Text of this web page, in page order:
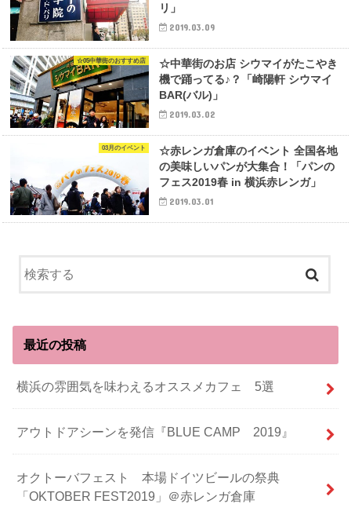
リ」
2019.03.09
☆05中華街のおすすめ店
☆中華街のお店 シウマイがたこやき
機で踊ってる♪？「崎陽軒 シウマイ
BAR(バル)」
2019.03.02
03月のイベント
☆赤レンガ倉庫のイベント 全国各地
の美味しいパンが大集合！「パンの
フェス2019春 in 横浜赤レンガ」
2019.03.01
最近の投稿
横浜の雰囲気を味わえるオススメカフェ 5選
アウトドアシーンを発信『BLUE CAMP 2019』
オクトーバフェスト 本場ドイツビールの祭典
「OKTOBER FEST2019」＠赤レンガ倉庫